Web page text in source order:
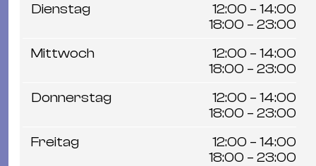
Dienstag
12:00 – 14:00
18:00 – 23:00
Mittwoch
12:00 – 14:00
18:00 – 23:00
Donnerstag
12:00 – 14:00
18:00 – 23:00
Freitag
12:00 – 14:00
18:00 – 23:00